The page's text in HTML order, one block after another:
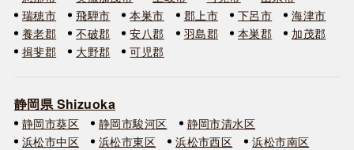
瑞穂市
飛騨市 本巣市 郡上市 下呂市
海津市
養老郡
不破郡 安八郡 羽島郡 本巣郡
加茂郡
揖斐郡
大野郡 可児郡
静岡県 Shizuoka
静岡市葵区 静岡市駿河区
静岡市清水区
浜松市中区
浜松市東区 浜松市西区
浜松市南区